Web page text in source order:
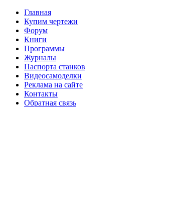
Главная
Купим чертежи
Форум
Книги
Программы
Журналы
Паспорта станков
Видеосамоделки
Реклама на сайте
Контакты
Обратная связь